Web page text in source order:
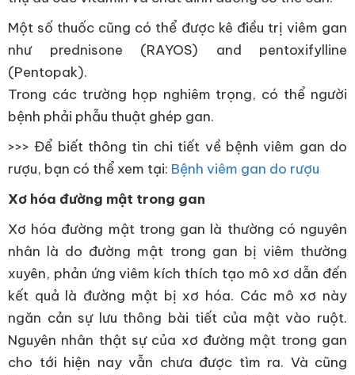
Một số thuốc cũng có thể được kê điều trị viêm gan
như prednisone (RAYOS) and pentoxifylline
(Pentopak).
Trong các trường họp nghiêm trọng, có thể người
bệnh phải phẫu thuật ghép gan.
>>> Để biết thông tin chi tiết về bệnh viêm gan do
rượu, bạn có thể xem tại: Bệnh viêm gan do rượu
Xơ hóa đường mật trong gan
Xơ hóa đường mật trong gan là thường có nguyên
nhân là do đường mật trong gan bị viêm thường
xuyên, phản ứng viêm kích thích tạo mô xơ dẫn đến
kết quả là đường mật bị xơ hóa. Các mô xơ này
ngăn cản sự lưu thông bài tiết của mật vào ruột.
Nguyên nhân thật sự của xơ đường mật trong gan
cho tới hiện nay vẫn chưa được tìm ra. Và cũng